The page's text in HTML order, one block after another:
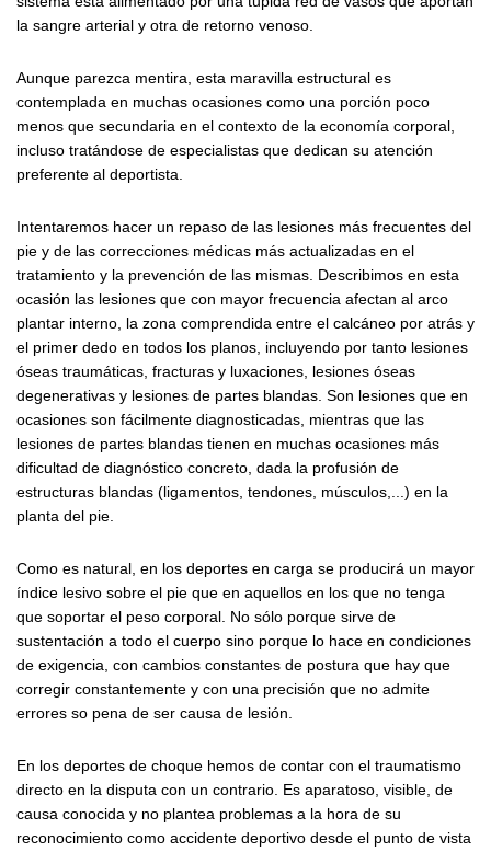
la sangre arterial y otra de retorno venoso.
Aunque parezca mentira, esta maravilla estructural es
contemplada en muchas ocasiones como una porción poco
menos que secundaria en el contexto de la economía corporal,
incluso tratándose de especialistas que dedican su atención
preferente al deportista.
Intentaremos hacer un repaso de las lesiones más frecuentes del
pie y de las correcciones médicas más actualizadas en el
tratamiento y la prevención de las mismas. Describimos en esta
ocasión las lesiones que con mayor frecuencia afectan al arco
plantar interno, la zona comprendida entre el calcáneo por atrás y
el primer dedo en todos los planos, incluyendo por tanto lesiones
óseas traumáticas, fracturas y luxaciones, lesiones óseas
degenerativas y lesiones de partes blandas. Son lesiones que en
ocasiones son fácilmente diagnosticadas, mientras que las
lesiones de partes blandas tienen en muchas ocasiones más
dificultad de diagnóstico concreto, dada la profusión de
estructuras blandas (ligamentos, tendones, músculos,...) en la
planta del pie.
Como es natural, en los deportes en carga se producirá un mayor
índice lesivo sobre el pie que en aquellos en los que no tenga
que soportar el peso corporal. No sólo porque sirve de
sustentación a todo el cuerpo sino porque lo hace en condiciones
de exigencia, con cambios constantes de postura que hay que
corregir constantemente y con una precisión que no admite
errores so pena de ser causa de lesión.
En los deportes de choque hemos de contar con el traumatismo
directo en la disputa con un contrario. Es aparatoso, visible, de
causa conocida y no plantea problemas a la hora de su
reconocimiento como accidente deportivo desde el punto de vista